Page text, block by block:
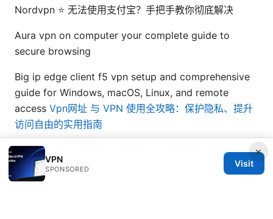
Nordvpn ⭐ 无法使用支付宝？手把手教你彻底解决
Aura vpn on computer your complete guide to
secure browsing
Big ip edge client f5 vpn setup and comprehensive
guide for Windows, macOS, Linux, and remote
access Vpn网址 与 VPN 使用全攻略：保护隐私、提升
访问自由的实用指南
How to use nordvpn openvpn config files your
complete guide
×
VPN
SPONSORED
Visit